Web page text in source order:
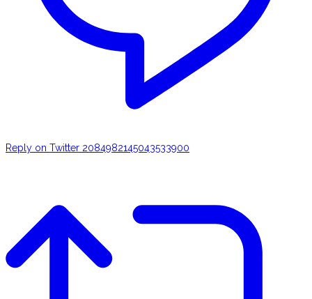
Reply on Twitter 2084982145043533900